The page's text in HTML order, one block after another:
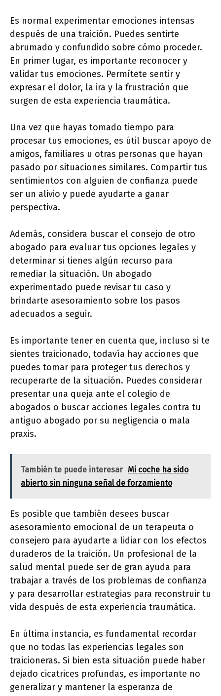
Es normal experimentar emociones intensas
después de una traición. Puedes sentirte
abrumado y confundido sobre cómo proceder.
En primer lugar, es importante reconocer y
validar tus emociones. Permítete sentir y
expresar el dolor, la ira y la frustración que
surgen de esta experiencia traumática.
Una vez que hayas tomado tiempo para
procesar tus emociones, es útil buscar apoyo de
amigos, familiares u otras personas que hayan
pasado por situaciones similares. Compartir tus
sentimientos con alguien de confianza puede
ser un alivio y puede ayudarte a ganar
perspectiva.
Además, considera buscar el consejo de otro
abogado para evaluar tus opciones legales y
determinar si tienes algún recurso para
remediar la situación. Un abogado
experimentado puede revisar tu caso y
brindarte asesoramiento sobre los pasos
adecuados a seguir.
Es importante tener en cuenta que, incluso si te
sientes traicionado, todavía hay acciones que
puedes tomar para proteger tus derechos y
recuperarte de la situación. Puedes considerar
presentar una queja ante el colegio de
abogados o buscar acciones legales contra tu
antiguo abogado por su negligencia o mala
praxis.
También te puede interesar Mi coche ha sido
abierto sin ninguna señal de forzamiento
Es posible que también desees buscar
asesoramiento emocional de un terapeuta o
consejero para ayudarte a lidiar con los efectos
duraderos de la traición. Un profesional de la
salud mental puede ser de gran ayuda para
trabajar a través de los problemas de confianza
y para desarrollar estrategias para reconstruir tu
vida después de esta experiencia traumática.
En última instancia, es fundamental recordar
que no todas las experiencias legales son
traicioneras. Si bien esta situación puede haber
dejado cicatrices profundas, es importante no
generalizar y mantener la esperanza de